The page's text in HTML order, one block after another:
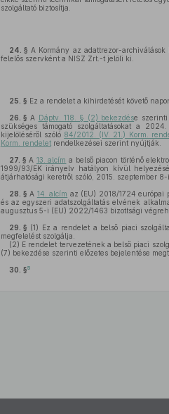
szolgáltató biztosítja.
24. § A Kormány az adattrezor-
felelős szervként a NISZ Zrt.-t jelöli ki.
25. § Ez a rendelet a kihirdetését követő
26. § A Dáptv. 118. § (2) bekezdése szerinti
szükséges támogató szolgáltatásokat a
kijelöléséről szóló 84/2012. (IV. 21.) Korm.
Korm. rendeletrendelkezései szerint nyújtják.
27. § A 13. alcím a belső piacon történő
1999/93/EK irányelv hatályon kívül
átjárhatósági keretről szóló, 2015. szeptember
28. § A 14. alcím az (EU) 2018/1724 európai
és az egyszeri adatszolgáltatás elvének
augusztus 5-i (EU) 2022/1463 bizottsági
29. § (1) Ez a rendelet a belső piaci
megfelelést szolgálja.
(2) E rendelet tervezetének a belső piaci
(7) bekezdése szerinti előzetes bejelentése
30. §5